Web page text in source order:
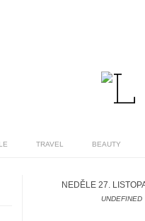
TRAVEL BEAUTY
NEDĚLE 27.
UNDEFINED